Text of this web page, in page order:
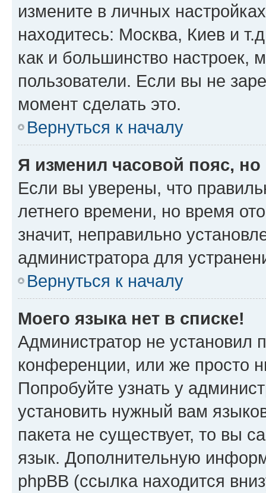
измените в личных
находитесь: Москва, Киев и
как и большинство настроек,
пользователи. Если вы не
момент сделать это.
Вернуться к началу
Я изменил часовой пояс,
Если вы уверены, что
летнего времени, но время
значит, неправильно
администратора для
Вернуться к началу
Моего языка нет в списке!
Администратор не установил
конференции, или же просто
Попробуйте узнать у
установить нужный вам
пакета не существует, то вы
язык. Дополнительную
phpBB (ссылка находится